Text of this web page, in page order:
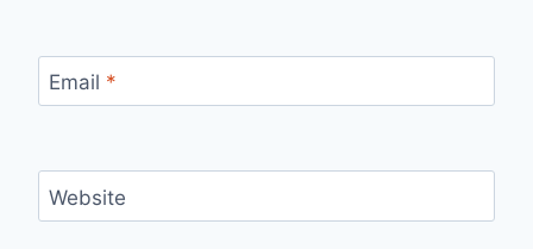
Email *
Website